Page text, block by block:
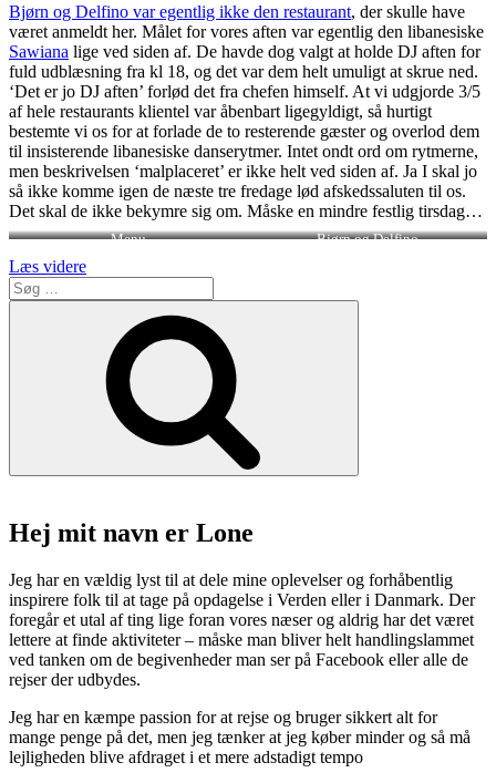
Bjørn og Delfino var egentlig ikke den restaurant, der skulle have
været anmeldt her. Målet for vores aften var egentlig den libanesiske
Sawiana lige ved siden af. De havde dog valgt at holde DJ aften for
fuld udblæsning fra kl 18, og det var dem helt umuligt at skrue ned.
‘Det er jo DJ aften’ forlød det fra chefen himself. At vi udgjorde 3/5
af hele restaurants klientel var åbenbart ligegyldigt, så hurtigt
bestemte vi os for at forlade de to resterende gæster og overlod dem
til insisterende libanesiske danserytmer. Intet ondt ord om rytmerne,
men beskrivelsen ‘malplaceret’ er ikke helt ved siden af. Ja I skal jo
så ikke komme igen de næste tre fredage lød afskedssaluten til os.
Det skal de ikke bekymre sig om. Måske en mindre festlig tirsdag…
Menu Bjørn og Delfino
Læs videre“Bjørn
Delfino
comfort
food
Sydhavnen”
Søg
efter:
Hej mit navn er Lone
Jeg har en vældig lyst til at dele mine oplevelser og forhåbentlig
inspirere folk til at tage på opdagelse i Verden eller i Danmark. Der
foregår et utal af ting lige foran vores næser og aldrig har det været
lettere at finde aktiviteter – måske man bliver helt handlingslammet
ved tanken om de begivenheder man ser på Facebook eller alle de
rejser der udbydes.
Jeg har en kæmpe passion for at rejse og bruger sikkert alt for
mange penge på det, men jeg tænker at jeg køber minder og så må
lejligheden blive afdraget i et mere adstadigt tempo